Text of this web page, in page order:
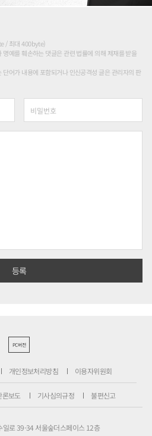
/ 최대 400byte)
예를 훼손하는 댓글은 관련 법률에 의해 제재를 받을
어가 내용에 포함되거나 인신공격성 글은 관리자의 판
PC버전
개인정보처리방침 이용자위원회
론보도 기사심의규정 불편신고
일로 39-34 서울숲더스페이스 12층